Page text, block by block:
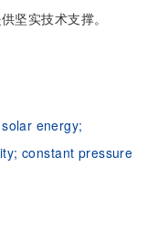
坚实技术支撑。
solar energy;
constant pressure